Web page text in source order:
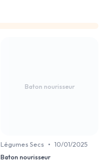
Baton nourisseur
Légumes Secs • 10/01/2025
Baton nourisseur